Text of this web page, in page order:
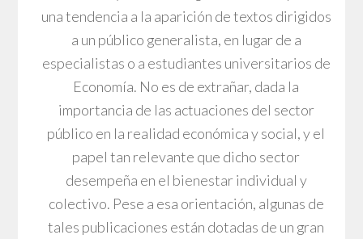
una tendencia a la aparición de textos dirigidos
a un público generalista, en lugar de a
especialistas o a estudiantes universitarios de
Economía. No es de extrañar, dada la
importancia de las actuaciones del sector
público en la realidad económica y social, y el
papel tan relevante que dicho sector
desempeña en el bienestar individual y
colectivo. Pese a esa orientación, algunas de
tales publicaciones están dotadas de un gran